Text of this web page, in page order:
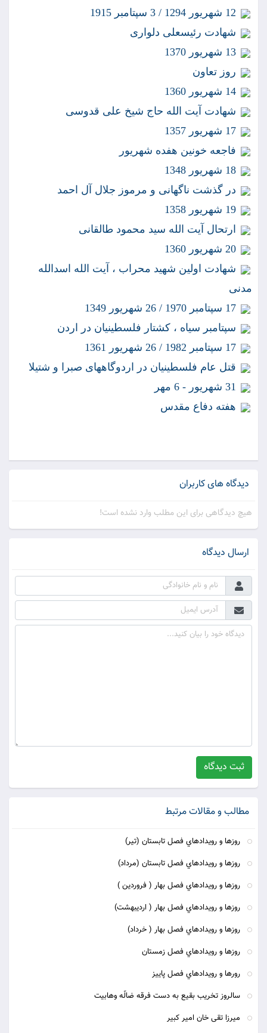
شهادت رئيسعلى دلوارى
روز تعاون
شهادت آيت الله حاج شيخ على قدوسى
فاجعه خونين هفده شهريور
در گذشت ناگهانى و مرموز جلال آل احمد
ارتحال آيت الله سيد محمود طالقانى
شهادت اولين شهيد محراب ، آيت الله اسدالله
مدنى
سپتامبر سياه ، كشتار فلسطينيان در اردن
قتل عام فلسطينيان در اردوگاههاى صبرا و شتيلا
هفته دفاع مقدس
دیدگاه های کاربران
هیچ دیدگاهی برای این مطلب وارد نشده است!
ارسال دیدگاه
ثبت دیدگاه
مطالب و مقالات مرتبط
روزها و رويدادهاي فصل تابستان (تير)
روزها و رويدادهاي فصل تابستان (مرداد)
روزها و رويدادهاي فصل بهار ( فروردين )
روزها و رويدادهاي فصل بهار ( ارديبهشت)
روزها و رويدادهاي فصل بهار ( خرداد)
روزها و رويدادهاي فصل زمستان
رورها و رويدادهاي فصل پاييز
سالروز تخریب بقیع به دست فرقه ضالّه وهابیت
ميرزا تقى خان امير كبير